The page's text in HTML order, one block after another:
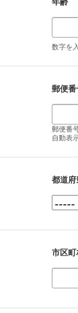
数字を
郵便番
郵便番
自動表
都道府
市区町